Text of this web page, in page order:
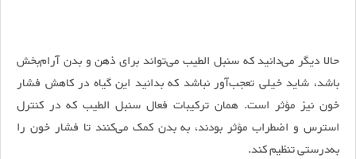
حالا دیگر می‌دانید که سنبل الطیب می‌تواند برای ذهن و بدن آرام‌بخش
باشد، شاید خیلی تعجب‌آور نباشد که بدانید این گیاه در کاهش فشار
خون نیز مؤثر است. همان ترکیبات فعال سنبل الطیب که در کنترل
استرس و اضطراب مؤثر بودند، به بدن کمک می‌کنند تا فشار خون را
به‌درستی تنظیم کند.